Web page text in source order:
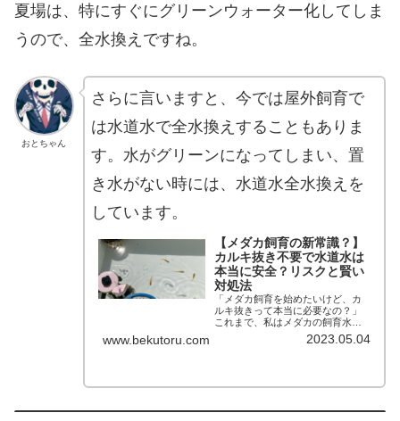
夏場は、特にすぐにグリーンウォーター化してしま
うので、全水換えですね。
おとちゃん
さらに言いますと、今では屋外飼育で
は水道水で全水換えすることもありま
す。水がグリーンになってしまい、置
き水がない時には、水道水全水換えを
しています。
【メダカ飼育の新常識？】
カルキ抜き不要で水道水は
本当に安全？リスクと賢い
対処法
「メダカ飼育を始めたいけど、カ
ルキ抜きって本当に必要なの？」
これまで、私はメダカの飼育水を
作る際、当たり前のように水道水
をカルキ抜きしていました。しか
www.bekutoru.com 2023.05.04